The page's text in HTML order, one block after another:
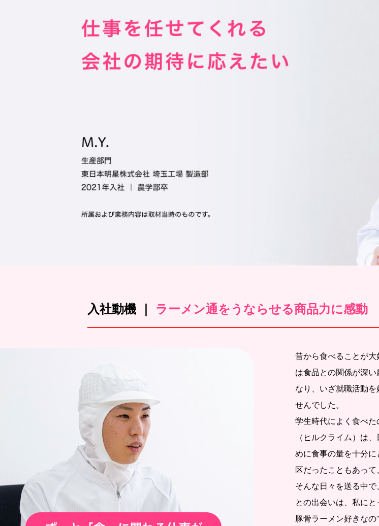
入社動機 ｜ ラーメン通をうならせる商品力に感動
昔から食べることが
は食品との関係が深
なり、いざ就職活動
せんでした。
学生時代によく食べ
（ヒルクライム）は
めに食事の量を十分
区だったこともあっ
そんな日々を送る中で
との出会いは、私に
豚骨ラーメン好きな